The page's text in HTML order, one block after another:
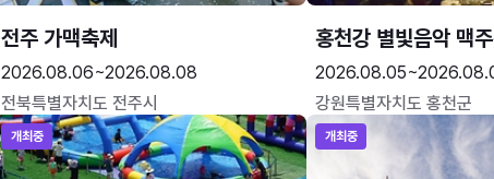
전주 가맥축제
2026.08.06~2026.08.08
전북특별자치도 전주시
홍천강 별빛음악 맥
강원특별자치도 홍천군
개최중 개최중